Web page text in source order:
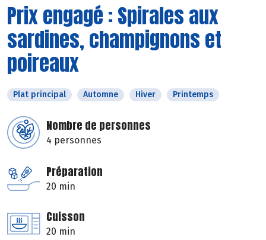
Prix engagé : Spirales aux
sardines, champignons et
poireaux
Plat principal Automne Hiver Printemps
Nombre de personnes
4 personnes
Préparation
20 min
Cuisson
20 min